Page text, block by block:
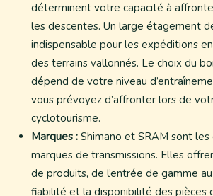
déterminent votre capacité à
les descentes. Un large étagement
indispensable pour les expéditions
des terrains vallonnés. Le choix du
dépend de votre niveau
vous prévoyez d’affronter lors de
cyclotourisme.
Marques : Shimano et SRAM sont
marques de transmissions. Elles
de produits, de l’entrée de gamme
fiabilité et la disponibilité des pièces